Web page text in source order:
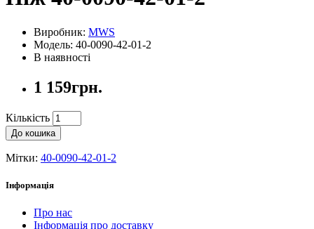
Виробник: MWS
Модель: 40-0090-42-01-2
В наявності
1 159грн.
Кількість
До кошика
Мітки: 40-0090-42-01-2
Інформація
Про нас
Інформація про доставку